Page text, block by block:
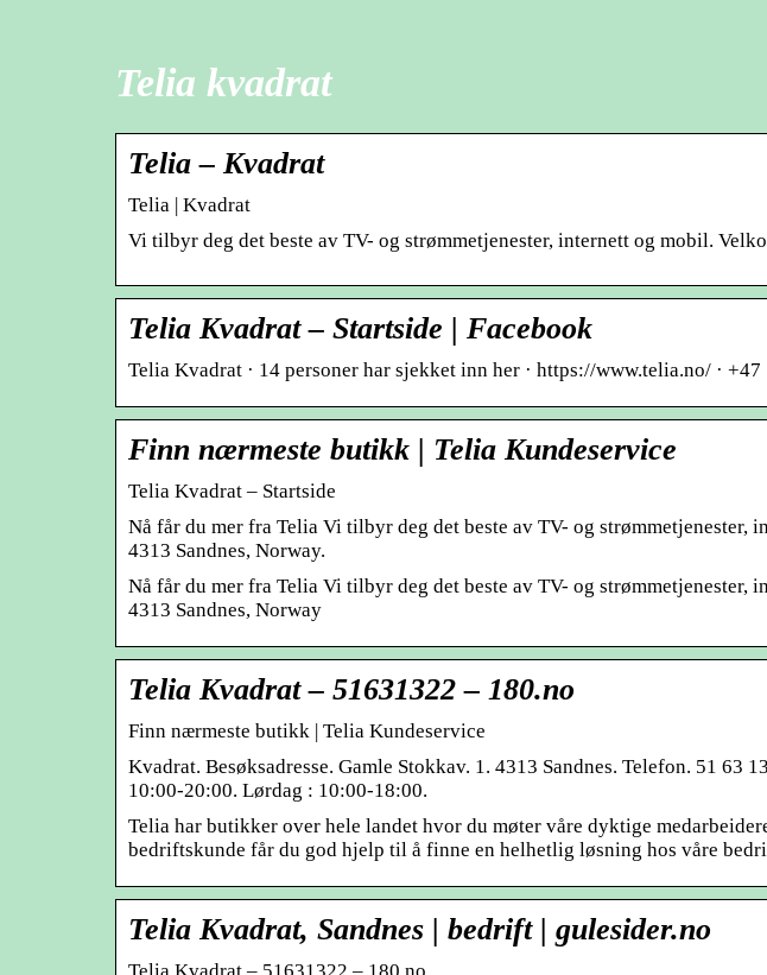
Telia kvadrat
Telia – Kvadrat
Telia | Kvadrat
Vi tilbyr deg det beste av TV- og strømmetjenester, internett og mobil.
Telia Kvadrat – Startside | Facebook
Telia Kvadrat · 14 personer har sjekket inn her · https://www.telia.no/ ·
Finn nærmeste butikk | Telia Kundeservice
Telia Kvadrat – Startside
Nå får du mer fra Telia Vi tilbyr deg det beste av TV- og
4313 Sandnes, Norway.
Nå får du mer fra Telia Vi tilbyr deg det beste av TV- og
4313 Sandnes, Norway
Telia Kvadrat – 51631322 – 180.no
Finn nærmeste butikk | Telia Kundeservice
Kvadrat. Besøksadresse. Gamle Stokkav. 1. 4313 Sandnes. Telefon. 51 63
10:00-20:00. Lørdag : 10:00-18:00.
Telia har butikker over hele landet hvor du møter våre dyktige
bedriftskunde får du god hjelp til å finne en helhetlig løsning hos våre
Telia Kvadrat, Sandnes | bedrift | gulesider.no
Telia Kvadrat – 51631322 – 180.no